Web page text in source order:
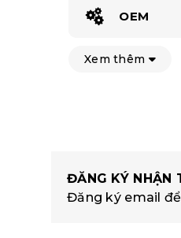
OEM
Xem thêm
ĐĂNG KÝ NHẬN
Đăng ký email